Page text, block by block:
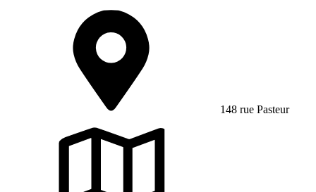
148 rue Pasteur